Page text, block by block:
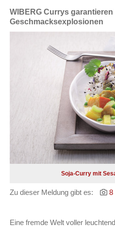
WIBERG Currys garantieren
Geschmacksexplosionen
Soja-Curry mit
Zu dieser Meldung gibt es: 8
Eine fremde Welt voller